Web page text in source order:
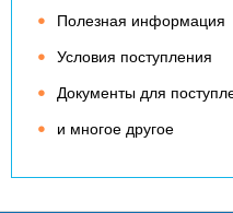
Полезная информация
Условия поступления
Документы для
и многое другое